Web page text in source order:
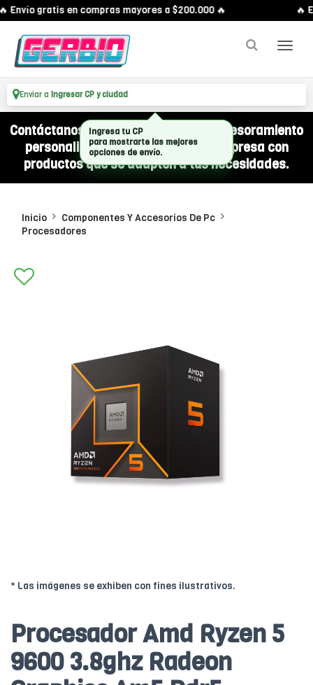
Envío gratis en compras mayores a $200.000 🔥 🔥
Enviar a Ingresar CP y ciudad
Contáctanos por WhatsApp y recibí asesoramiento
personalizado para equipar a tu empresa con
productos que se adapten a tus necesidades.
Inicio
Componentes Y Accesorios De Pc
Procesadores
* Las imágenes se exhiben con fines ilustrativos.
Procesador Amd Ryzen 5
9600 3.8ghz Radeon
Ingresa tu CP
para mostrarte las mejores
opciones de envío.